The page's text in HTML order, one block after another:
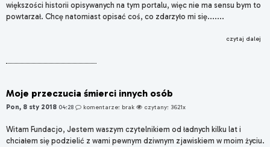
większości historii opisywanych na tym portalu, więc nie ma sensu bym to
powtarzał. Chcę natomiast opisać coś, co zdarzyło mi się.......
czytaj dalej
Moje przeczucia śmierci innych osób
Pon, 8 sty 2018 04:28 komentarze: brak czytany: 3621x
Witam Fundacjo, Jestem waszym czytelnikiem od ładnych kilku lat i
chciałem się podzielić z wami pewnym dziwnym zjawiskiem w moim życiu.